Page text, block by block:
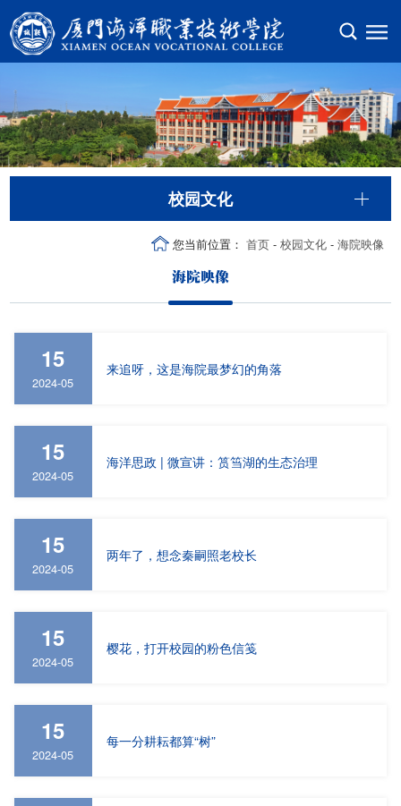
校园文化
海院映像
您当前位置： 首页- 校园文化- 海院映像
15
2024-05
来追呀，这是海院最梦幻的角落
15
2024-05
海洋思政 | 微宣讲：筼筜湖的生态治理
15
2024-05
两年了，想念秦嗣照老校长
15
2024-05
樱花，打开校园的粉色信笺
15
2024-05
每一分耕耘都算“树”